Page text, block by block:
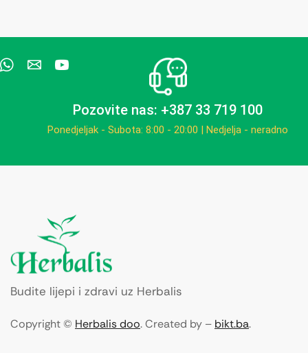
Pozovite nas: +387 33 719 100
Ponedjeljak - Subota: 8:00 - 20:00 | Nedjelja - neradno
Budite lijepi i zdravi uz Herbalis
Copyright © Herbalis doo. Created by – bikt.ba.